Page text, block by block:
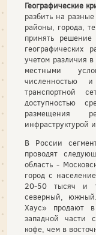
Географические
разбить на
районы, города,
принять решение
учетом различия
местными
численностью
транспортной
доступностью
размещения
инфраструктурой
В России
проводят
область -
город с
20-50 тысяч и
северный,
Хаус» продают
западной части
кофе, чем в